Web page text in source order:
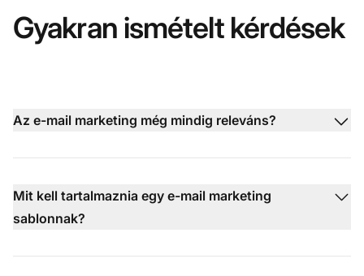
Gyakran ismételt kérdések
Az e-mail marketing még mindig releváns?
Mit kell tartalmaznia egy e-mail marketing
sablonnak?